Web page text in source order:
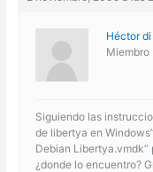
Héctor
Miembro
Siguiendo las
de libertya en
Debian Libertya.vmdk”
¿donde lo encuentro?